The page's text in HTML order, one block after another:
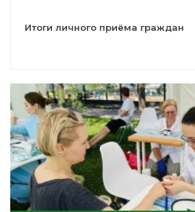
Итоги личного приёма граждан